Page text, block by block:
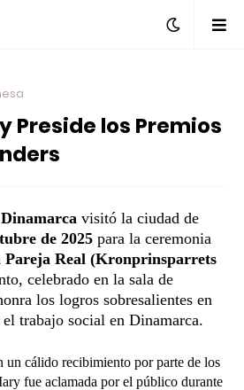
Preside los Premios
visitó la ciudad de
de 2025 para la ceremonia
Pareja Real (Kronprinsparrets
celebrado en la sala de
los logros sobresalientes en
trabajo social en Dinamarca.
un cálido recibimiento por parte de los
fue aclamada por el público durante